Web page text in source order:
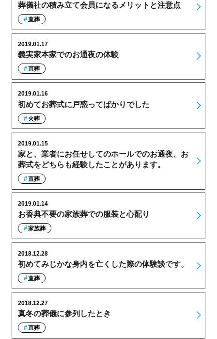
葬儀社の積み立て会員になるメリットと注意点
直葬
義実家本家でのお通夜の体験
2019.01.17
直葬
初めてお葬式に戸惑ってばかりでした
2019.01.16
火葬
家と、業者にお任せしてのホールでのお通夜、お
葬式をどちらも経験したことがあります。
2019.01.15
直葬
お香典不要の家族葬での服装と心配り
2019.01.14
家族葬
初めてみじかな身内を亡くした際の体験談です。
2018.12.28
直葬
真冬の葬儀に参列したとき
2018.12.27
直葬